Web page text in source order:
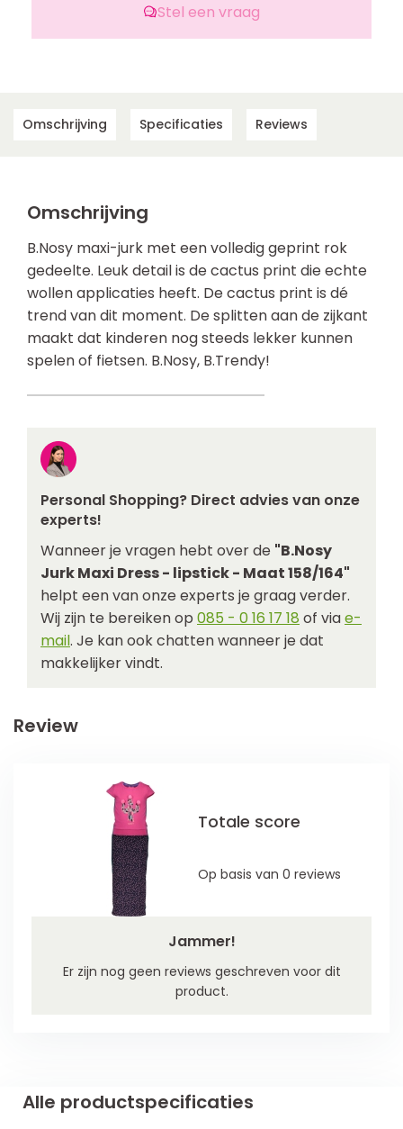
Stel een vraag
Omschrijving Specificaties Reviews
Omschrijving
B.Nosy maxi-jurk met een volledig geprint rok
gedeelte. Leuk detail is de cactus print die echte
wollen applicaties heeft. De cactus print is dé
trend van dit moment. De splitten aan de zijkant
maakt dat kinderen nog steeds lekker kunnen
spelen of fietsen. B.Nosy, B.Trendy!
Personal Shopping? Direct advies van onze
experts!
Wanneer je vragen hebt over de "B.Nosy
Jurk Maxi Dress - lipstick - Maat 158/164"
helpt een van onze experts je graag verder.
Wij zijn te bereiken op 085 - 0 16 17 18 of viae-
mail. Je kan ook chatten wanneer je dat
makkelijker vindt.
Review
Jammer!
Er zijn nog geen reviews geschreven voor dit
product.
Totale score
Op basis van 0 reviews
Alle productspecificaties